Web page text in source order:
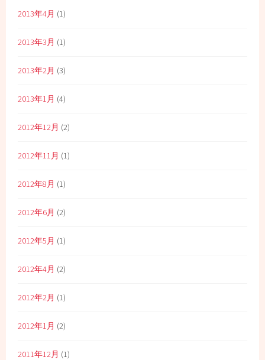
2013年4月 (1)
2013年3月 (1)
2013年2月 (3)
2013年1月 (4)
2012年12月 (2)
2012年11月 (1)
2012年8月 (1)
2012年6月 (2)
2012年5月 (1)
2012年4月 (2)
2012年2月 (1)
2012年1月 (2)
2011年12月 (1)